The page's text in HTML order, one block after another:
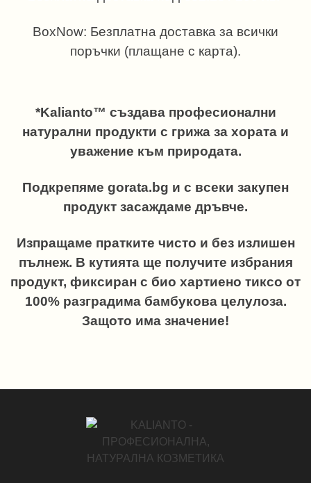
BoxNow: Безплатна доставка за всички
поръчки (плащане с карта).
*Kalianto™ създава професионални
натурални продукти с грижа за хората и
уважение към природата.
Подкрепяме gorata.bg и с всеки закупен
продукт засаждаме дръвче.
Изпращаме пратките чисто и без излишен
пълнеж. В кутията ще получите избрания
продукт, фиксиран с био хартиено тиксо от
100% разградима бамбукова целулоза.
Защото има значение!